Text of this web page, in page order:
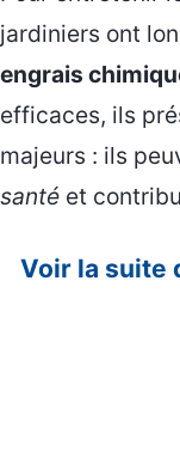
jardiniers ont
engrais
efficaces, ils
majeurs : ils
santé et
Voir la suite